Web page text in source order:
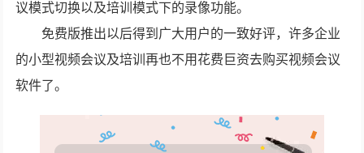
议模式切换以及培训模式下的录像功能。
免费版推出以后得到广大用户的一致好评，许多企业
的小型视频会议及培训再也不用花费巨资去购买视频会议
软件了。